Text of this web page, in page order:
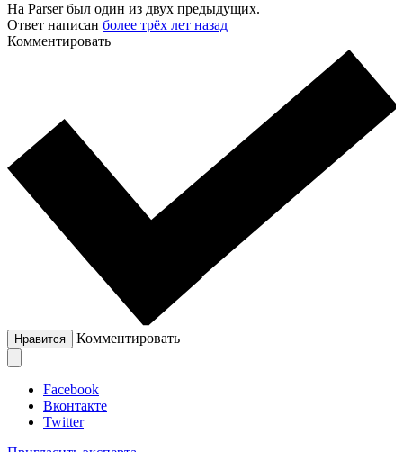
На Parser был один из двух предыдущих.
Ответ написан более трёх лет назад
Комментировать
Нравится Комментировать
Facebook
Вконтакте
Twitter